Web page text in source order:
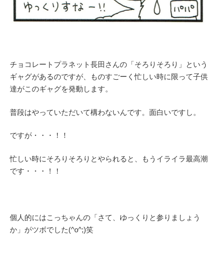
チョコレートプラネット長田さんの「そろりそろり」という
ギャグがあるのですが、ものすごーく忙しい時に限って子供
達がこのギャグを発動します。
普段はやっていただいて構わないんです。面白いですし。
ですが・・・！！
忙しい時にそろりそろりとやられると、もうイライラ最高潮
です・・・！！
個人的にはこっちゃんの「さて、ゆっくりと参りましょう
か」がツボでした(^o^;)笑